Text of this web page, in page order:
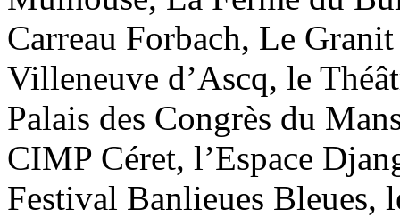
Carreau Forbach, Le
Villeneuve d’Ascq, le
Palais des Congrès du
CIMP Céret, l’Espace
Festival Banlieues Bleues,